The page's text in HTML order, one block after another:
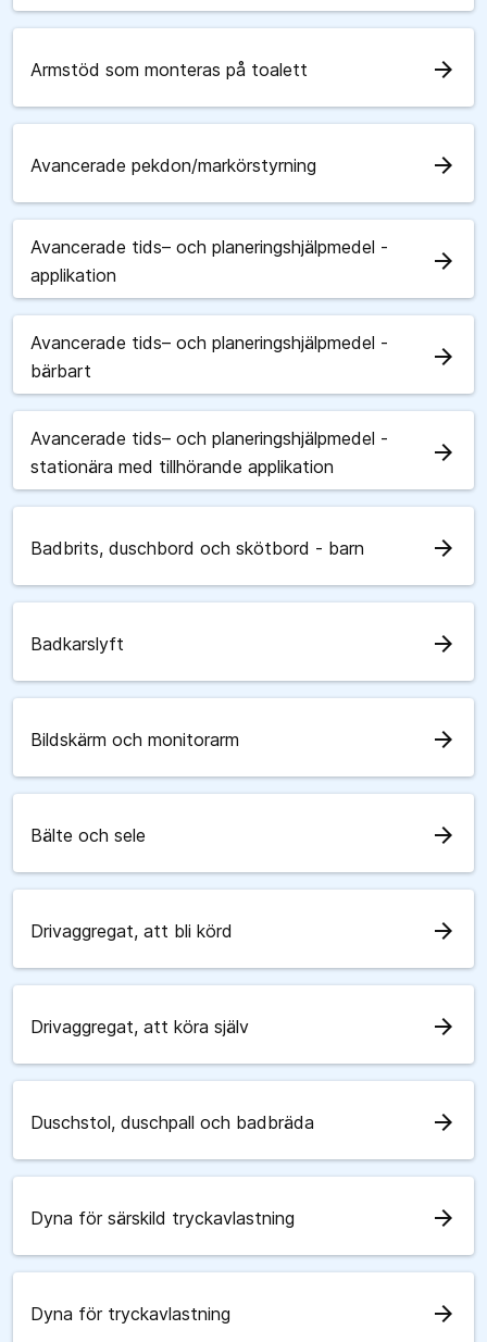
Armstöd som monteras på toalett arrow_forward
Avancerade pekdon/markörstyrning arrow_forward
Avancerade tids– och planeringshjälpmedel -
applikation
arrow_forward
Avancerade tids– och planeringshjälpmedel -
bärbart
arrow_forward
Avancerade tids– och planeringshjälpmedel -
stationära med tillhörande applikation
arrow_forward
Badbrits, duschbord och skötbord - barn arrow_forward
Badkarslyft arrow_forward
Bildskärm och monitorarm arrow_forward
Bälte och sele arrow_forward
Drivaggregat, att bli körd arrow_forward
Drivaggregat, att köra själv arrow_forward
Duschstol, duschpall och badbräda arrow_forward
Dyna för särskild tryckavlastning arrow_forward
Dyna för tryckavlastning arrow_forward